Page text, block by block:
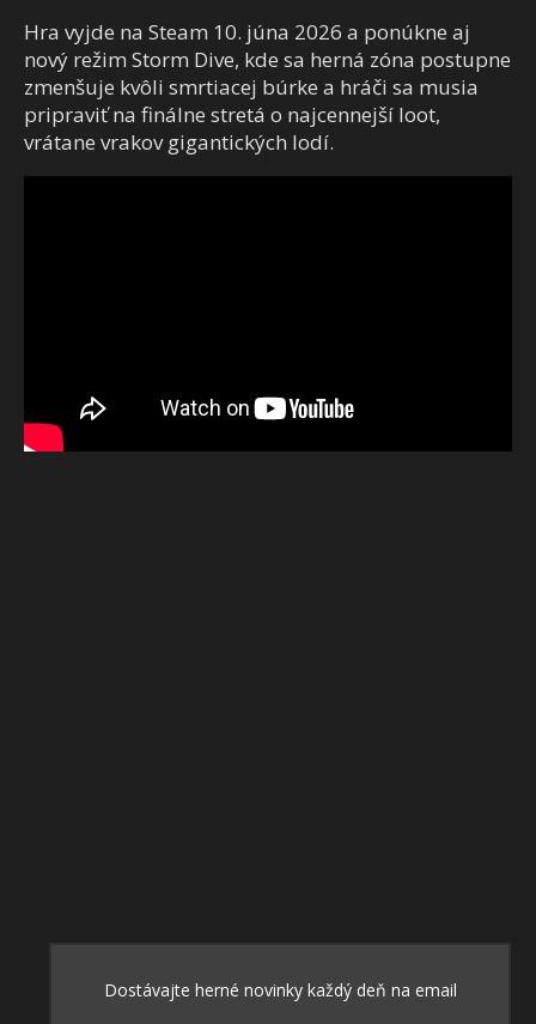
Hra vyjde na Steam 10. júna 2026 a ponúkne aj
nový režim Storm Dive, kde sa herná zóna postupne
zmenšuje kvôli smrtiacej búrke a hráči sa musia
pripraviť na finálne stretá o najcennejší loot,
vrátane vrakov gigantických lodí.